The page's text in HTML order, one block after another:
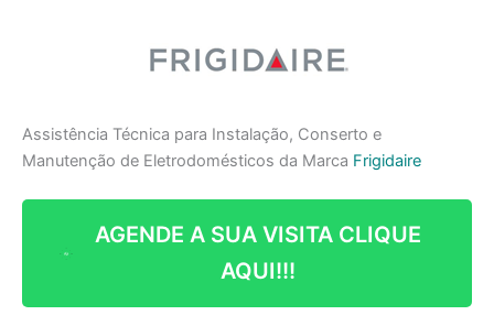
Assistência Técnica para Instalação, Conserto e
Manutenção de Eletrodomésticos da Marca Frigidaire
AGENDE A SUA VISITA CLIQUE
AQUI!!!